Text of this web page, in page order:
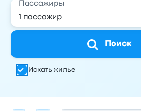
Пассажиры
Поиск
Искать жилье